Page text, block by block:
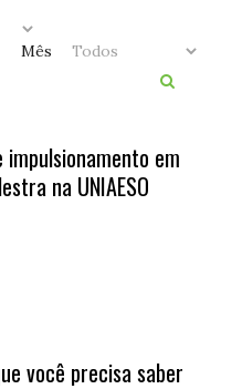
Mês
em
na UNIAESO
você precisa saber